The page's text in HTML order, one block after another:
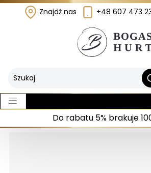
Znajdź nas +48 607 473
Do rabatu 5% brakuje